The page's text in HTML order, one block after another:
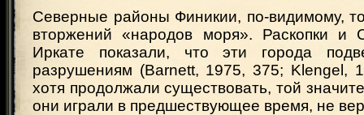
Северные районы Финикии, по-видимому,
вторжений «народов моря». Раскопки и
Иркате показали, что эти города
разрушениям (Barnett, 1975, 375; Klengel,
хотя продолжали существовать, той
они играли в предшествующее время, не